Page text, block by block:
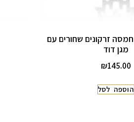
תליון כסף 925 חמסה זרקונים שחורים עם
מגן דוד
₪145.00
הוספה לסל